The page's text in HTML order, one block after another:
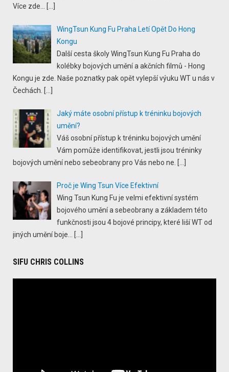
Více zde...
WingTsun Kung Fu Praha Letí Opět Do Hong
Kongu
Další cesta školy WingTsun Kung Fu Praha do
kolébky bojových umění a akčních filmů - Hong
Kongu je zde. Naše poznatky pak opět vylepší výuku WT u nás v
Čechách.
Jaký máte osobní přístup k tréninku bojových
umění?
Váš osobní přístup k tréninku bojových umění
Vám pomůže identifikovat, jestli jsou tréninky
bojových umění nebo sebeobrany pro Vás nebo ne.
Proč je Wing Tsun Více Efektivní
Wing Tsun Kung Fu je velmi efektivní systém
bojového umění a sebeobrany a základem této
funkčnosti jsou 4 bojové principy, které liší WT od
jiných umění boje...
SIFU CHRIS COLLINS